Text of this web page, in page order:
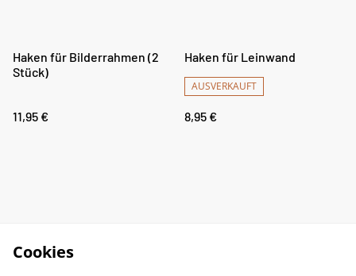
Haken für Bilderrahmen (2
Stück)
11,95 €
Haken für Leinwand
AUSVERKAUFT
8,95 €
Cookies